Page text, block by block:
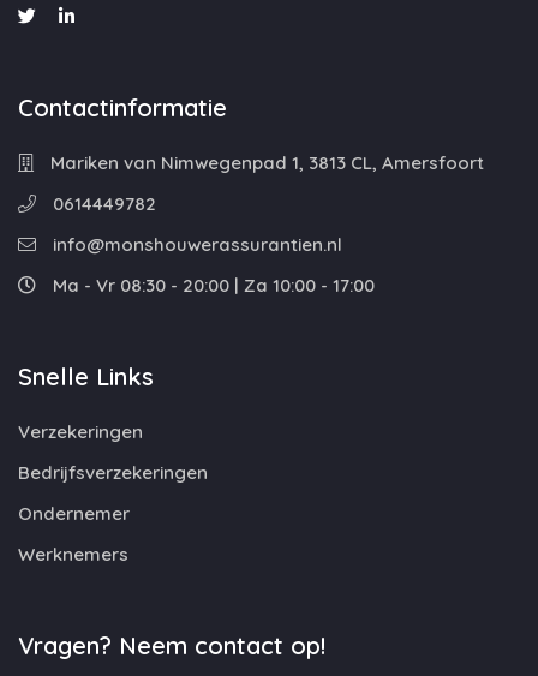
Contactinformatie
Mariken van Nimwegenpad 1, 3813 CL, Amersfoort
0614449782
info@monshouwerassurantien.nl
Ma - Vr 08:30 - 20:00 | Za 10:00 - 17:00
Snelle Links
Verzekeringen
Bedrijfsverzekeringen
Ondernemer
Werknemers
Vragen? Neem contact op!